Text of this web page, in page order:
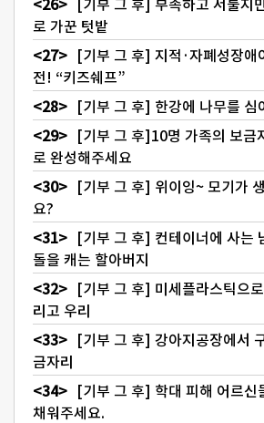
[기부 그 후] 부족하고 서툴지
로 가꾼 텃밭
[기부 그 후] 지적·자폐성장애
전! “키즈쉐프”
[기부 그 후] 한강에 나무를 심
[기부 그 후]10명 가족의 보금
로 완성해주세요
[기부 그 후] 위이잉~ 모기가
요?
[기부 그 후] 컨테이너에 사는
돌을 캐는 할아버지
[기부 그 후] 미세플라스틱으
리고 우리
[기부 그 후] 강아지공장에서
금자리
[기부 그 후] 학대 피해 어르신
채워주세요.